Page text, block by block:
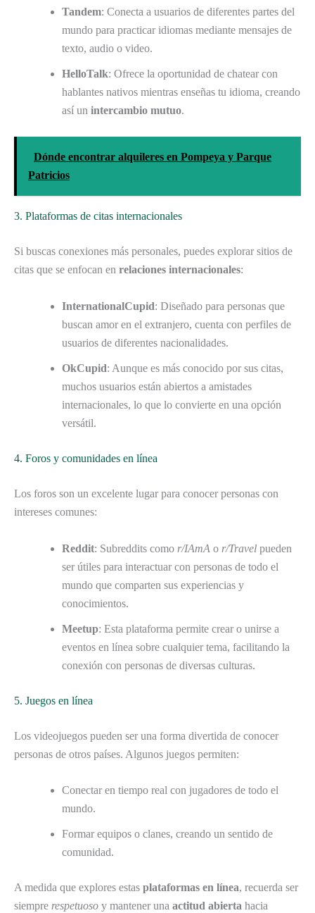
Tandem: Conecta a usuarios de diferentes partes del
mundo para practicar idiomas mediante mensajes de
texto, audio o video.
HelloTalk: Ofrece la oportunidad de chatear con
hablantes nativos mientras enseñas tu idioma, creando
así un intercambio mutuo.
Dónde encontrar alquileres en Pompeya y Parque
Patricios
3. Plataformas de citas internacionales
Si buscas conexiones más personales, puedes explorar sitios de
citas que se enfocan en relaciones internacionales:
InternationalCupid: Diseñado para personas que
buscan amor en el extranjero, cuenta con perfiles de
usuarios de diferentes nacionalidades.
OkCupid: Aunque es más conocido por sus citas,
muchos usuarios están abiertos a amistades
internacionales, lo que lo convierte en una opción
versátil.
4. Foros y comunidades en línea
Los foros son un excelente lugar para conocer personas con
intereses comunes:
Reddit: Subreddits como r/IAmA o r/Travel pueden
ser útiles para interactuar con personas de todo el
mundo que comparten sus experiencias y
conocimientos.
Meetup: Esta plataforma permite crear o unirse a
eventos en línea sobre cualquier tema, facilitando la
conexión con personas de diversas culturas.
5. Juegos en línea
Los videojuegos pueden ser una forma divertida de conocer
personas de otros países. Algunos juegos permiten:
Conectar en tiempo real con jugadores de todo el
mundo.
Formar equipos o clanes, creando un sentido de
comunidad.
A medida que explores estas plataformas en línea, recuerda ser
siempre respetuoso y mantener una actitud abierta hacia